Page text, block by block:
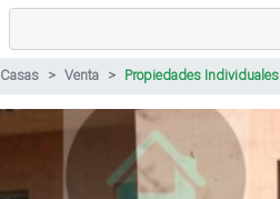
Casas Venta Propiedades Individuales